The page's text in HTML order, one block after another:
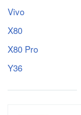
Vivo
X80
X80 Pro
Y36